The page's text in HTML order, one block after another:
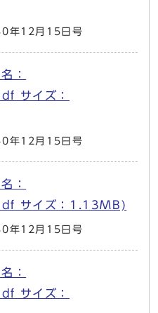
年12月15日号
：
サイズ：
年12月15日号
：
サイズ：1.13MB)
年12月15日号
：
サイズ：